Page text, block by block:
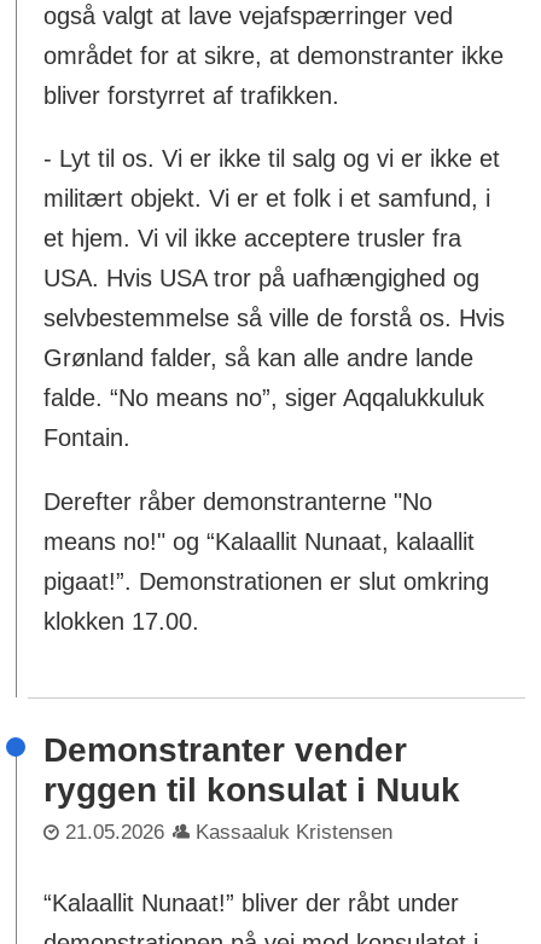
også valgt at lave vejafspærringer ved
området for at sikre, at demonstranter ikke
bliver forstyrret af trafikken.
- Lyt til os. Vi er ikke til salg og vi er ikke et
militært objekt. Vi er et folk i et samfund, i
et hjem. Vi vil ikke acceptere trusler fra
USA. Hvis USA tror på uafhængighed og
selvbestemmelse så ville de forstå os. Hvis
Grønland falder, så kan alle andre lande
falde. “No means no”, siger Aqqalukkuluk
Fontain.
Derefter råber demonstranterne "No
means no!" og “Kalaallit Nunaat, kalaallit
pigaat!”. Demonstrationen er slut omkring
klokken 17.00.
Demonstranter vender
ryggen til konsulat i Nuuk
21.05.2026 Kassaaluk Kristensen
“Kalaallit Nunaat!” bliver der råbt under